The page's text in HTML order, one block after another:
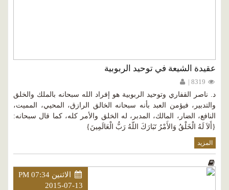
عقيدة الشيعة في توحيد الربوبية
د. ناصر القفاري وتوحيد الربوبية هو إفراد الله سبحانه بالملك والخلق
والتدبير، فيؤمن العبد بأنه سبحانه الخالق الرازق، المحيي، المميت،
النافع، الضار، المالك، المدبر، له الخلق والأمر كله، كما قال سبحانه:
{أَلاَ لَهُ الْخَلْقُ وَالأَمْرُ تَبَارَكَ اللّهُ رَبُّ الْعَالَمِينَ}
المزيد
الاثنين PM 07:34
2015-07-13